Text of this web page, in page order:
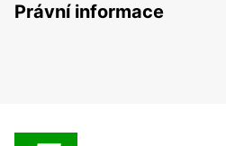
Právní informace